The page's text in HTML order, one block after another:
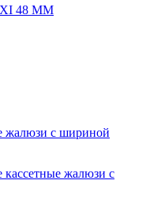
48 ММ
жалюзи с шириной
жалюзи с